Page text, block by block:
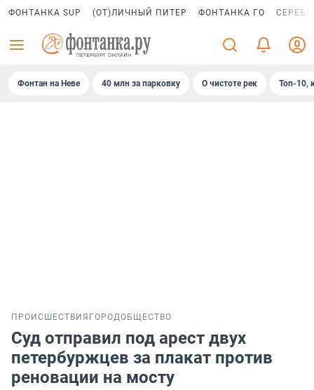
ФОНТАНКА SUP (ОТ)ЛИЧНЫЙ ПИТЕР ФОНТАНКА ГО
Фонтан на Неве 40 млн за парковку О чистоте рек Топ-10,
ПРОИСШЕСТВИЯ ГОРОДОБЩЕСТВО
Суд отправил под арест двух
петербуржцев за плакат против
реновации на мосту